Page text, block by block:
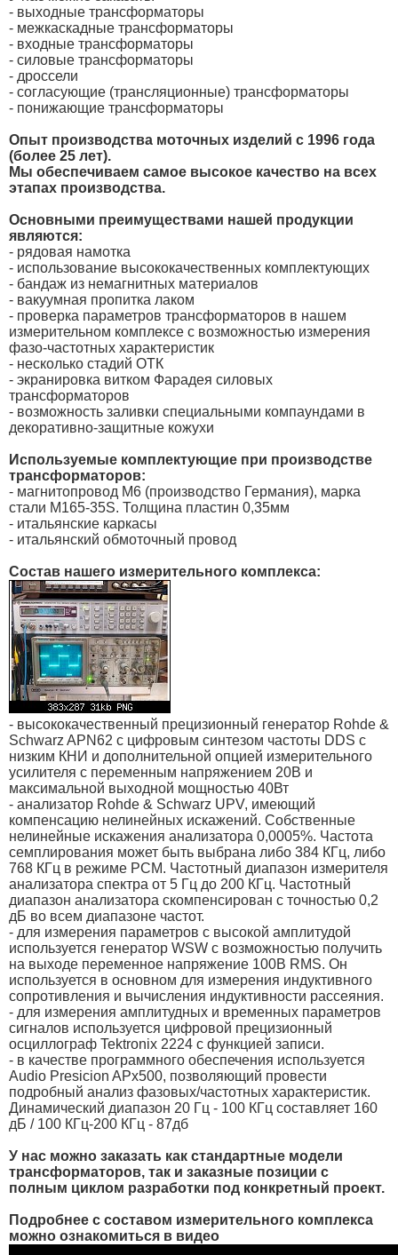
- выходные трансформаторы
- межкаскадные трансформаторы
- входные трансформаторы
- силовые трансформаторы
- дроссели
- согласующие (трансляционные) трансформаторы
- понижающие трансформаторы
Опыт производства моточных изделий с 1996 года
(более 25 лет).
Мы обеспечиваем самое высокое качество на всех
этапах производства.
Основными преимуществами нашей продукции
являются:
- рядовая намотка
- использование высококачественных комплектующих
- бандаж из немагнитных материалов
- вакуумная пропитка лаком
- проверка параметров трансформаторов в нашем
измерительном комплексе с возможностью измерения
фазо-частотных характеристик
- несколько стадий ОТК
- экранировка витком Фарадея силовых
трансформаторов
- возможность заливки специальными компаундами в
декоративно-защитные кожухи
Используемые комплектующие при производстве
трансформаторов:
- магнитопровод М6 (производство Германия), марка
стали M165-35S. Толщина пластин 0,35мм
- итальянские каркасы
- итальянский обмоточный провод
Состав нашего измерительного комплекса:
- высококачественный прецизионный генератор Rohde &
Schwarz APN62 с цифровым синтезом частоты DDS с
низким КНИ и дополнительной опцией измерительного
усилителя с переменным напряжением 20В и
максимальной выходной мощностью 40Вт
- анализатор Rohde & Schwarz UPV, имеющий
компенсацию нелинейных искажений. Собственные
нелинейные искажения анализатора 0,0005%. Частота
семплирования может быть выбрана либо 384 КГц, либо
768 КГц в режиме PCM. Частотный диапазон измерителя
анализатора спектра от 5 Гц до 200 КГц. Частотный
диапазон анализатора скомпенсирован с точностью 0,2
дБ во всем диапазоне частот.
- для измерения параметров с высокой амплитудой
используется генератор WSW с возможностью получить
на выходе переменное напряжение 100В RMS. Он
используется в основном для измерения индуктивного
сопротивления и вычисления индуктивности рассеяния.
- для измерения амплитудных и временных параметров
сигналов используется цифровой прецизионный
осциллограф Tektronix 2224 с функцией записи.
- в качестве программного обеспечения используется
Audio Presicion APx500, позволяющий провести
подробный анализ фазовых/частотных характеристик.
Динамический диапазон 20 Гц - 100 КГц составляет 160
дБ / 100 КГц-200 КГц - 87дб
У нас можно заказать как стандартные модели
трансформаторов, так и заказные позиции с
полным циклом разработки под конкретный проект.
Подробнее с составом измерительного комплекса
можно ознакомиться в видео